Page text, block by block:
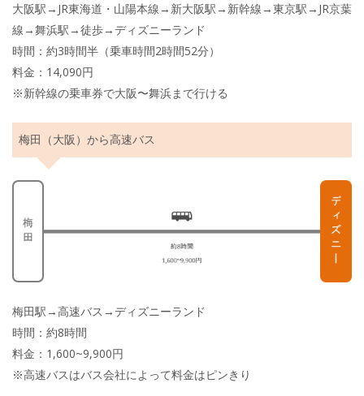
大阪駅→JR東海道・山陽本線→新大阪駅→新幹線→東京駅→JR京葉
線→舞浜駅→徒歩→ディズニーランド
時間：約3時間半（乗車時間2時間52分）
料金：14,090円
※新幹線の乗車券で大阪〜舞浜まで行ける
梅田（大阪）から高速バス
梅田駅→高速バス→ディズニーランド
時間：約8時間
料金：1,600~9,900円
※高速バスはバス会社によって料金はピンきり